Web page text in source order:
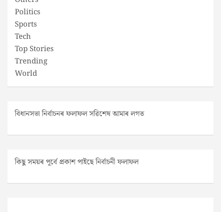
Politics
Sports
Tech
Top Stories
Trending
World
বিধানসভা নিৰ্বাচনৰ ফলাফল সৱিশেষ আমাৰ লগত
কিছু সময়ৰ পূৰ্বে প্ৰকাশ পাইছে নিৰ্বাচনী ফলাফল